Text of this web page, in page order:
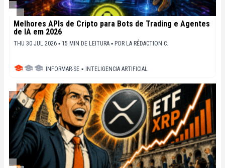
Melhores APIs de Cripto para Bots de Trading e Agentes
de IA em 2026
THU 30 JUL 2026 ▪ 15 MIN DE LEITURA ▪ POR LA RÉDACTION C.
INFORMAR-SE ▪ INTELIGENCIA ARTIFICIAL